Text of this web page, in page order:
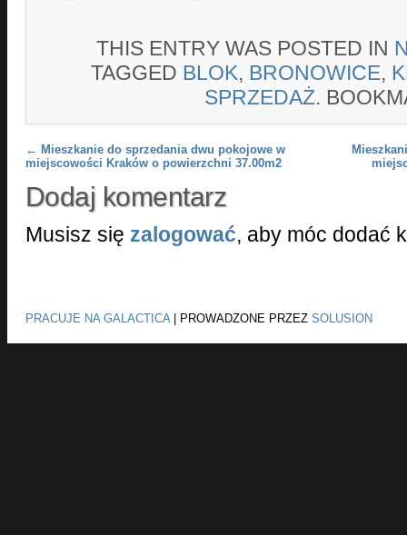
THIS ENTRY WAS POSTED IN
TAGGED BLOK, BRONOWICE,
SPRZEDAŻ.
Post navigation
← Mieszkanie do sprzedania dwu pokojowe w
miejscowości Kraków o powierzchni 37.00m2
Dodaj komentarz
Musisz się zalogować, aby móc dodać
PRACUJE NA GALACTICA| PROWADZONE PRZEZ SOLUSION